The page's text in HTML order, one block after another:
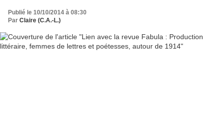
Publié le 10/10/2014 à 08:30
Par Claire (C.A.-L.)